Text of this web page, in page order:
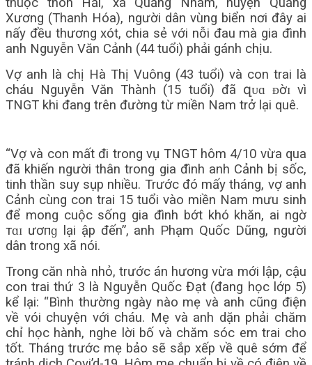
Xương (Thanh Hóa), người dân vùng biển nơi đây ai
nấy đều thương xót, chia sẻ với nỗi đau mà gia đình
anh Nguyễn Văn Cảnh (44 tuổi) phải gánh chịu.
Vợ anh là chị Hà Thị Vuông (43 tuổi) và con trai là
cháu Nguyễn Văn Thành (15 tuổi) đã զᴜɑ ᴆờɪ vì
TNGT khi đang trên đường từ miền Nam trở lại quê.
“Vợ và con mất đi trong vụ TNGT hôm 4/10 vừa qua
đã khiến người thân trong gia đình anh Cảnh bị sốc,
tinh thần suy sụp nhiều. Trước đó mấy tháng, vợ anh
Cảnh cùng con trai 15 tuổi vào miền Nam mưu sinh
để mong cuộc sống gia đình bớt khó khăn, ai ngờ
тɑɪ ươпɡ lại ập đến”, anh Phạm Quốc Dũng, người
dân trong xã nói.
Trong căn nhà nhỏ, trước án hương vừa mới lập, cậu
con trai thứ 3 là Nguyễn Quốc Đạt (đang học lớp 5)
kể lại: “Bình thường ngày nào mẹ và anh cũng điện
về vói chuyện với cháu. Mẹ và anh dặn phải chăm
chỉ học hành, nghe lời bố và chăm sóc em trai cho
tốt. Tháng trước mẹ bảo sẽ sắp xếp về quê sớm để